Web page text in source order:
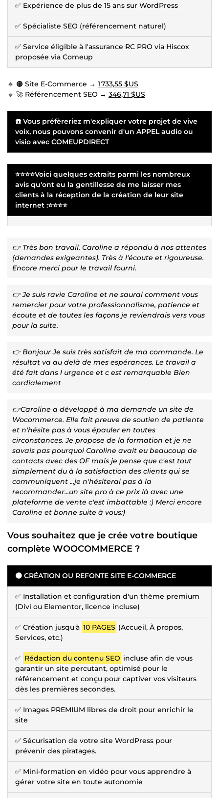
✅ Expérience de plus de 15 ans sur WordPress
✅ Spécialiste SEO (référencement naturel)
✅ Service éligible à l'assurance RC PRO via Hiscox
proposée via Comeup
🔹 🟠 Site E-Commerce → 1 733,55 $US
🔹 🚀 Référencement SEO → 346,71 $US
☎️Vous préfèreriez m'expliquer votre projet de vive
voix, nous pouvons convenir d'un APPEL audio ou
visio avec COMEUPDIRECT
⭐⭐⭐⭐Voici quelques extraits parmi les nombreux
avis qu'ont eu la gentillesse de me laisser mes
clients à la réception de la création de leur site
internet :⭐⭐⭐⭐
👉 Très bon travail. Caroline a répondu à nos attentes
(demandes exigeantes). Très à l'écoute et rigoureuse.
Encore merci pour le travail fourni.
👉 Je suis ravie Caroline et ne saurai comment vous
remercier pour votre professionnalisme, patience et
écoute et de toutes les façons je reviendrais vers vous
pour la suite.
👉 Bonjour Je suis très satisfait de ma commande. Le
résultat va au delà de mes espérances. Le travail a
été fait dans l urgence et c est remarquable Bien
cordialement
👉Caroline a développé à ma demande un site de
Wocommerce. Elle fait preuve de soutien de patiente
et n'hésite pas à vous épauler en toutes
circonstances. Je propose de la formation et je ne
savais pas pourquoi Caroline avait eu beaucoup de
contacts avec des OF mais je pense que c'est tout
simplement du à la satisfaction des clients qui se
communiquent ...je n'hésiterai pas à la
recommander...un site pro à ce prix là avec une
plateforme de vente c'est imbattable :) Merci encore
Caroline et bonne suite à vous:)
Vous souhaitez que je crée votre boutique
complète WOOCOMMERCE ?
🟠 CRÉATION OU REFONTE SITE E-COMMERCE
✅ Installation et configuration d'un thème premium
(Divi ou Elementor, licence incluse)
✅ Création jusqu'à 10 PAGES (Accueil, À propos,
Services, etc.)
✅ Rédaction du contenu SEO incluse afin de vous
garantir un site percutant, optimisé pour le
référencement et conçu pour captiver vos visiteurs
dès les premières secondes.
✅ Images PREMIUM libres de droit pour enrichir le
site
✅ Sécurisation de votre site WordPress pour
prévenir des piratages.
✅ Mini-formation en vidéo pour vous apprendre à
gérer votre site en toute autonomie